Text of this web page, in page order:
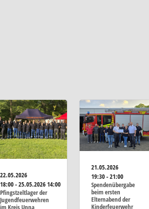
22.05.2026
18:00 - 25.05.2026 14:00
Pfingstzeltlager der
Jugendfeuerwehren
im Kreis Unna
21.05.2026
19:30 - 21:00
Spendenübergabe
beim ersten
Elternabend der
Kinderfeuerwehr